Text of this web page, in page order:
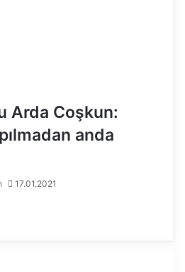
Arda Coşkun:
anda
17.01.2021